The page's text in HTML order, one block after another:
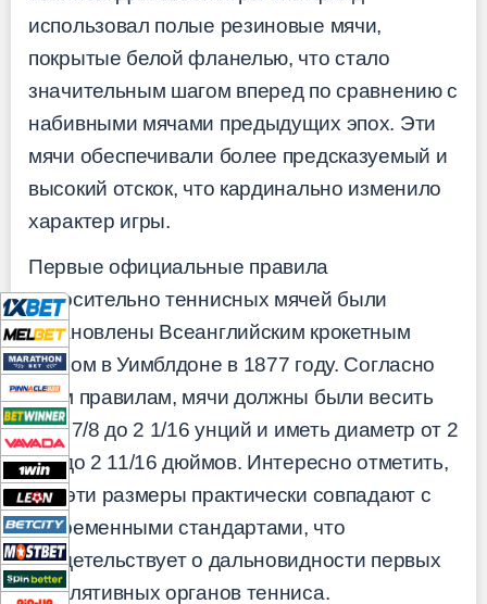
использовал полые резиновые мячи,
покрытые белой фланелью, что стало
значительным шагом вперед по сравнению с
набивными мячами предыдущих эпох. Эти
мячи обеспечивали более предсказуемый и
высокий отскок, что кардинально изменило
характер игры.
Первые официальные правила
относительно теннисных мячей были
установлены Всеанглийским крокетным
клубом в Уимблдоне в 1877 году. Согласно
этим правилам, мячи должны были весить
от 1 7/8 до 2 1/16 унций и иметь диаметр от 2
5/8 до 2 11/16 дюймов. Интересно отметить,
что эти размеры практически совпадают с
современными стандартами, что
свидетельствует о дальновидности первых
регулятивных органов тенниса.